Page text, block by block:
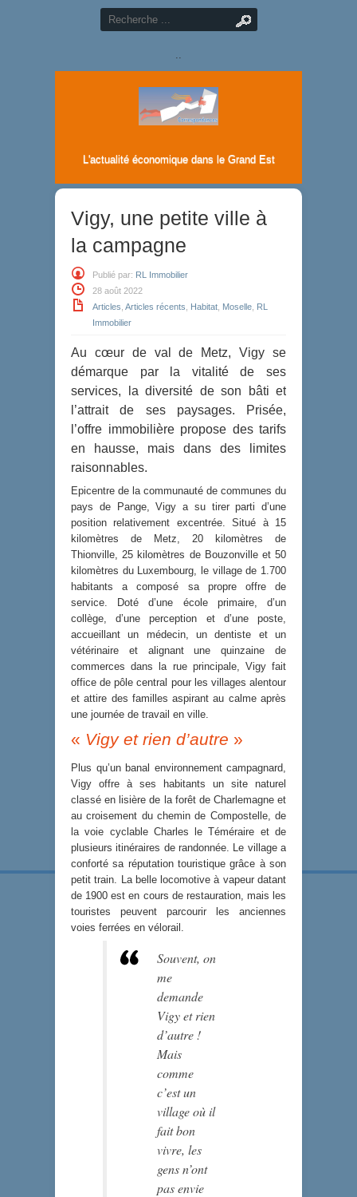
..
L'actualité économique dans le Grand Est
Vigy, une petite ville à
la campagne
Publié par: RL Immobilier
28 août 2022
Articles Articles récents Habitat Moselle RL
Immobilier
Au cœur de val de Metz, Vigy se
démarque par la vitalité de ses
services, la diversité de son bâti et
l’attrait de ses paysages. Prisée,
l’offre immobilière propose des tarifs
en hausse, mais dans des limites
raisonnables.
Epicentre de la communauté de communes du
pays de Pange, Vigy a su tirer parti d’une
position relativement excentrée. Situé à 15
kilomètres de Metz, 20 kilomètres de
Thionville, 25 kilomètres de Bouzonville et 50
kilomètres du Luxembourg, le village de 1.700
habitants a composé sa propre offre de
service. Doté d’une école primaire, d’un
collège, d’une perception et d’une poste,
accueillant un médecin, un dentiste et un
vétérinaire et alignant une quinzaine de
commerces dans la rue principale, Vigy fait
office de pôle central pour les villages alentour
et attire des familles aspirant au calme après
une journée de travail en ville.
« Vigy et rien d’autre »
Plus qu’un banal environnement campagnard,
Vigy offre à ses habitants un site naturel
classé en lisière de la forêt de Charlemagne et
au croisement du chemin de Compostelle, de
la voie cyclable Charles le Téméraire et de
plusieurs itinéraires de randonnée. Le village a
conforté sa réputation touristique grâce à son
petit train. La belle locomotive à vapeur datant
de 1900 est en cours de restauration, mais les
touristes peuvent parcourir les anciennes
voies ferrées en vélorail.
Souvent, on
me
demande
Vigy et rien
d’autre !
Mais
comme
c’est un
village où il
fait bon
vivre, les
gens n’ont
pas envie